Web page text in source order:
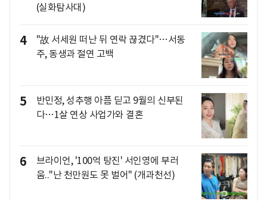
(실화탐사대)
4
"故 서세원 떠난 뒤 연락 끊겼다"…서동
주, 동생과 절연 고백
5
반민정, 성추행 아픔 딛고 9월의 신부된
다…1살 연상 사업가와 결혼
6
브라이언, '100억 탕진' 서인영에 부러
움.."난 천만원도 못 벌어" (개과천선)